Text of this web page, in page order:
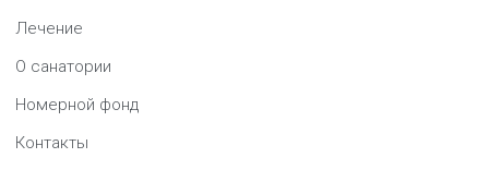
Лечение
О санатории
Номерной фонд
Контакты